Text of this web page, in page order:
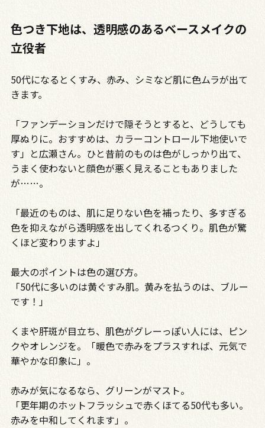
色つき下地は、透明感のあるベースメイクの
立役者
50代になるとくすみ、赤み、シミなど肌に色ムラが出て
きます。
「ファンデーションだけで隠そうとすると、どうしても
厚ぬりに。おすすめは、カラーコントロール下地使いで
す」と広瀬さん。ひと昔前のものは色がしっかり出て、
うまく使わないと顔色が悪く見えることもありました
が……。
「最近のものは、肌に足りない色を補ったり、多すぎる
色を抑えながら透明感を出してくれるつくり。肌色が驚
くほど変わりますよ」
最大のポイントは色の選び方。
「50代に多いのは黄ぐすみ肌。黄みを払うのは、ブルー
です！」
くまや肝斑が目立ち、肌色がグレーっぽい人には、ピン
クやオレンジを。「暖色で赤みをプラスすれば、元気で
華やかな印象に」。
赤みが気になるなら、グリーンがマスト。
「更年期のホットフラッシュで赤くほてる50代も多い。
赤みを中和してくれます」。